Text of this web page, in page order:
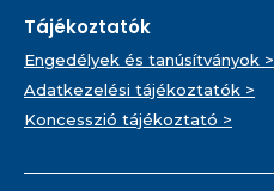
Tájékoztatók
Engedélyek és tanúsítványok >
Adatkezelési tájékoztatók >
Koncesszió tájékoztató >